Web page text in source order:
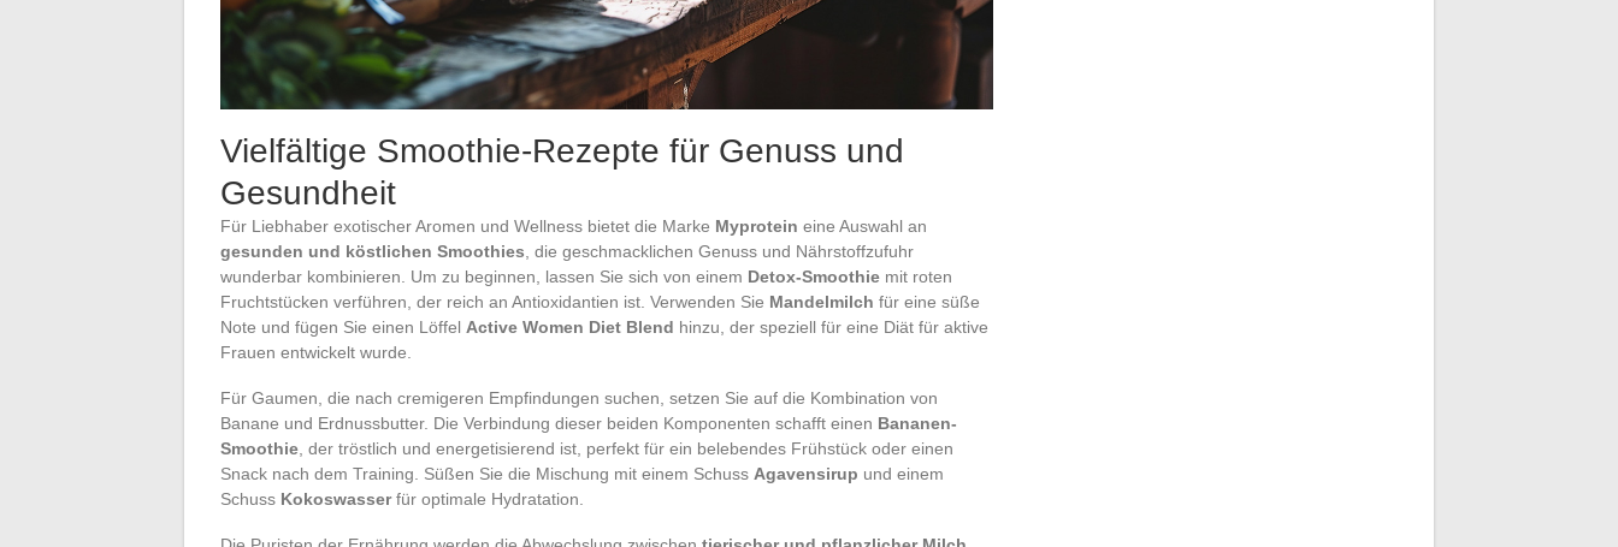
Vielfältige Smoothie-Rezepte für Genuss und
Gesundheit
Für Liebhaber exotischer Aromen und Wellness bietet die Marke Myprotein eine Auswahl an
gesunden und köstlichen Smoothies , die geschmacklichen Genuss und Nährstoffzufuhr
wunderbar kombinieren. Um zu beginnen, lassen Sie sich von einem Detox-Smoothie mit roten
Fruchtstücken verführen, der reich an Antioxidantien ist. Verwenden Sie Mandelmilch für eine süße
Note und fügen Sie einen Löffel Active Women Diet Blend hinzu, der speziell für eine Diät für aktive
Frauen entwickelt wurde.
Für Gaumen, die nach cremigeren Empfindungen suchen, setzen Sie auf die Kombination von
Banane und Erdnussbutter. Die Verbindung dieser beiden Komponenten schafft einen Bananen-
Smoothie , der tröstlich und energetisierend ist, perfekt für ein belebendes Frühstück oder einen
Snack nach dem Training. Süßen Sie die Mischung mit einem Schuss Agavensirup und einem
Schuss Kokoswasserfür optimale Hydratation.